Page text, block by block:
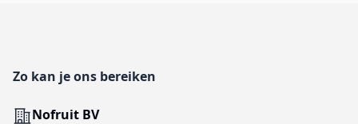
Zo kan je ons bereiken
AdresNofruit BV